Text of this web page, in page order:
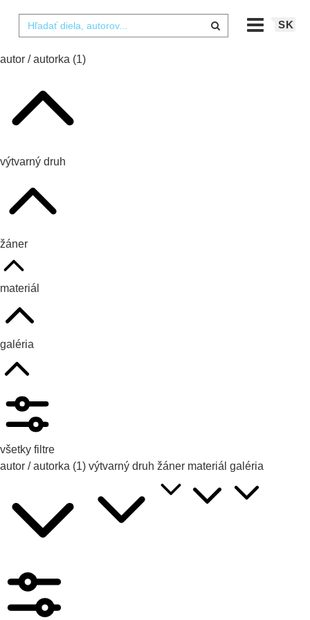
SK
autor / autorka (1)
výtvarný druh
žáner
materiál
galéria
všetky filtre
autor / autorka (1) výtvarný druh žáner materiál galéria